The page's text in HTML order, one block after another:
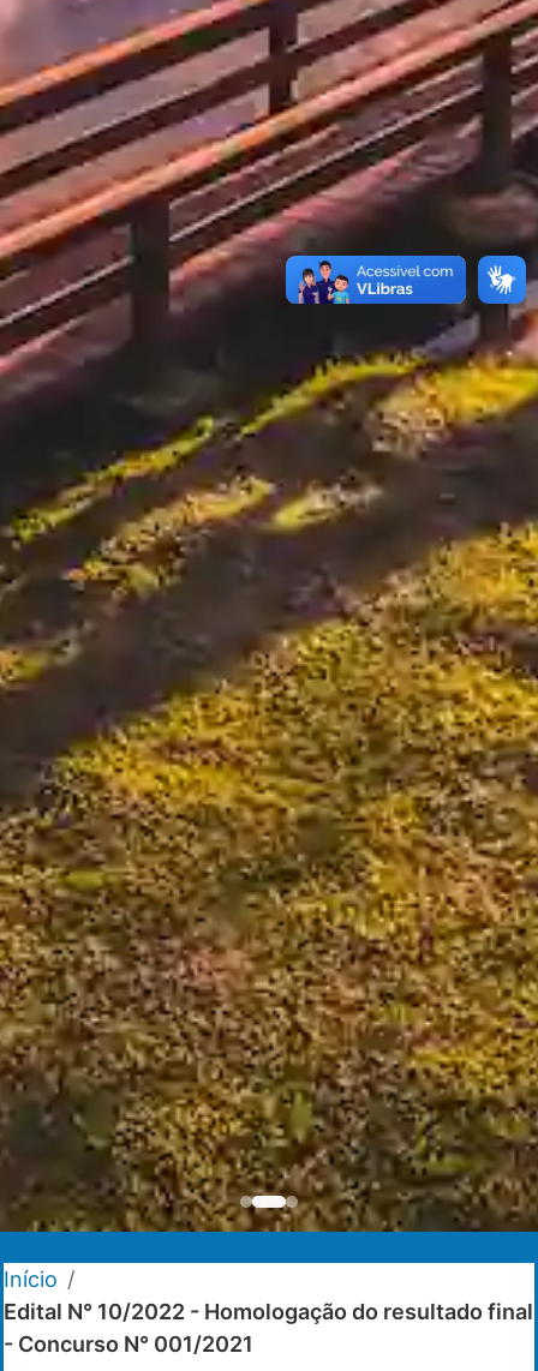
Início /
Edital N° 10/2022 - Homologação do resultado final
- Concurso N° 001/2021